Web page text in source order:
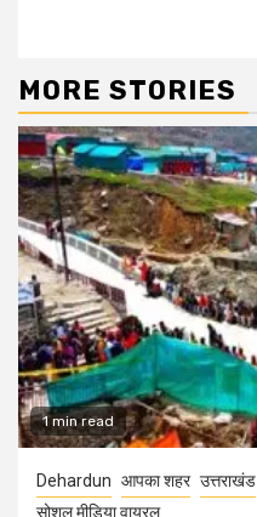
MORE STORIES
1 min read
Dehardun आपका शहर उत्तराखंड
सोशल मीडिया वायरल